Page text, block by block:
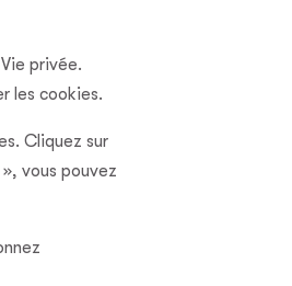
privée.
les cookies.
Cliquez sur
vous pouvez